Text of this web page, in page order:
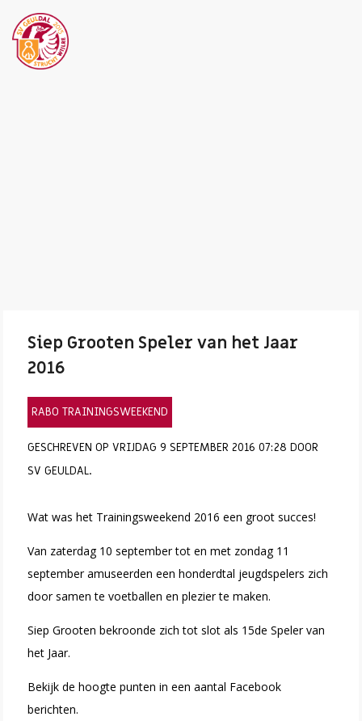
Siep Grooten Speler van het Jaar
2016
RABO TRAININGSWEEKEND
GESCHREVEN OP VRIJDAG 9 SEPTEMBER 2016 07:28 DOOR
SV GEULDAL.
Wat was het Trainingsweekend 2016 een groot succes!
Van zaterdag 10 september tot en met zondag 11
september amuseerden een honderdtal jeugdspelers zich
door samen te voetballen en plezier te maken.
Siep Grooten bekroonde zich tot slot als 15de Speler van
het Jaar.
Bekijk de hoogte punten in een aantal Facebook
berichten.